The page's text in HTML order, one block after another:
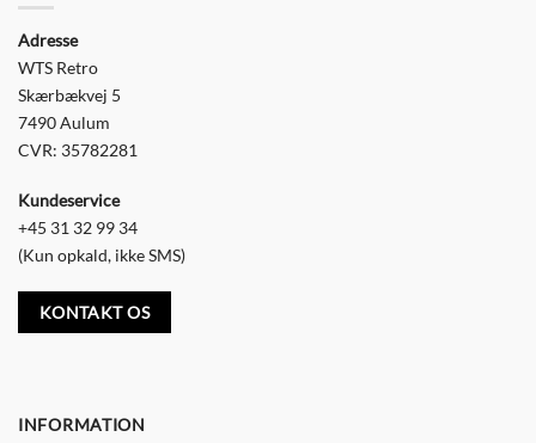
Adresse
WTS Retro
Skærbækvej 5
7490 Aulum
CVR: 35782281
Kundeservice
+45 31 32 99 34
(Kun opkald, ikke SMS)
KONTAKT OS
INFORMATION